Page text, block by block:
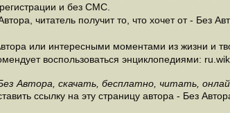
и без СМС.
читатель получит то, что хочет от - Без
или интересными моментами из жизни и
воспользоваться энциклопедиями:
Автора, скачать, бесплатно, читать,
ссылку на эту страницу автора - Без